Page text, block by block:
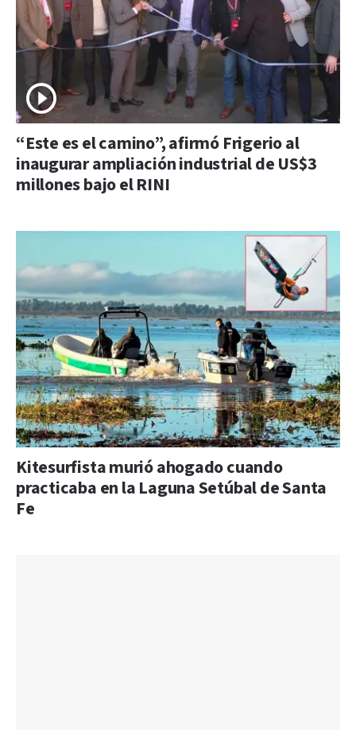
“Este es el camino”, afirmó Frigerio al
inaugurar ampliación industrial de US$3
millones bajo el RINI
Kitesurfista murió ahogado cuando
practicaba en la Laguna Setúbal de Santa
Fe